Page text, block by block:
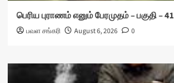
பெரிய புராணம் எனும் பேரமுதம் – பகுதி – 41
பவள சங்கரி August 6, 2026 0